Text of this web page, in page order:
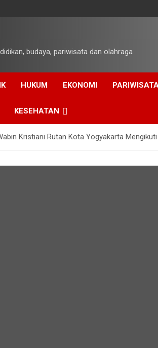
budaya, pariwisata dan olahraga
HUKUM EKONOMI
KESEHATAN
Kristiani Rutan Kota Yogyakarta